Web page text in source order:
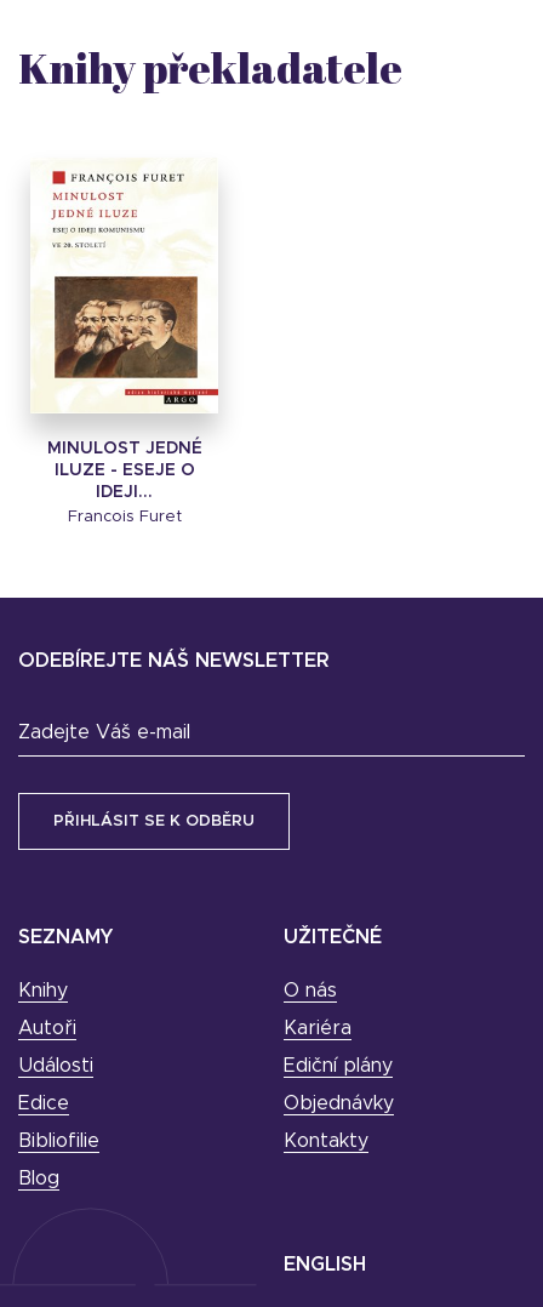
Knihy překladatele
MINULOST JEDNÉ
ILUZE - ESEJE O
IDEJI...
Francois Furet
SEZNAMY
Knihy
Autoři
Události
Edice
Bibliofilie
Blog
UŽITEČNÉ
O nás
Kariéra
Ediční plány
Objednávky
Kontakty
ODEBÍREJTE NÁŠ NEWSLETTER
Zadejte Váš e-mail
ENGLISH